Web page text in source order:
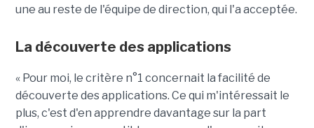
une au reste de l'équipe de direction, qui l'a acceptée.
La découverte des applications
« Pour moi, le critère n°1 concernait la facilité de
découverte des applications. Ce qui m'intéressait le
plus, c'est d'en apprendre davantage sur la part